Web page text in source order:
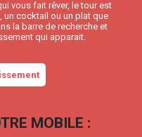
vous fait rêver, le tour est
un cocktail ou un plat que
la barre de recherche et
qui apparait.
MOBILE :